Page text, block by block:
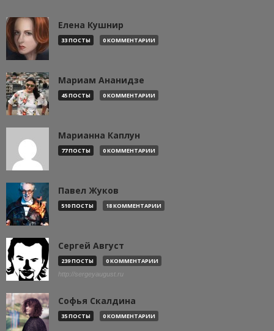
Елена Кушнир
33 ПОСТЫ 0 КОММЕНТАРИИ
Мариам Ананидзе
45 ПОСТЫ 0 КОММЕНТАРИИ
Марианна Каплун
77 ПОСТЫ 0 КОММЕНТАРИИ
Павел Жуков
510 ПОСТЫ 18 КОММЕНТАРИИ
Сергей Август
239 ПОСТЫ 0 КОММЕНТАРИИ
http://sergeyaugust.ru
Софья Скалдина
35 ПОСТЫ 0 КОММЕНТАРИИ